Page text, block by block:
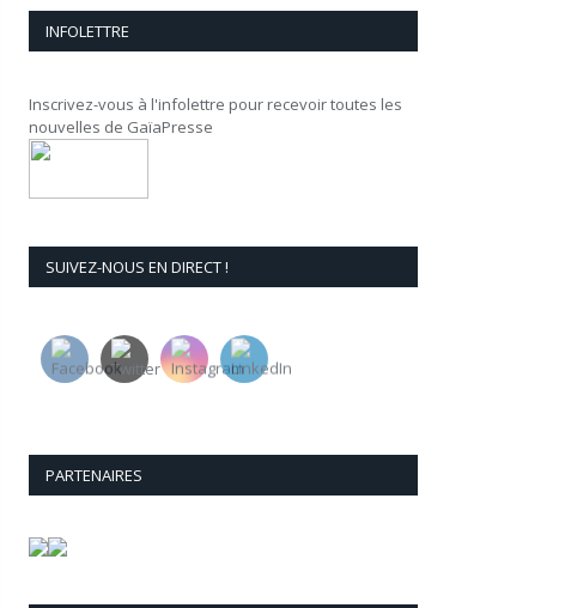
INFOLETTRE
Inscrivez-vous à l'infolettre pour recevoir toutes les
nouvelles de GaïaPresse
SUIVEZ-NOUS EN DIRECT !
PARTENAIRES